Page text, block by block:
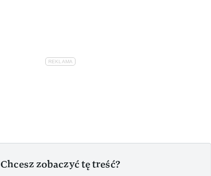
Chcesz zobaczyć tę treść?